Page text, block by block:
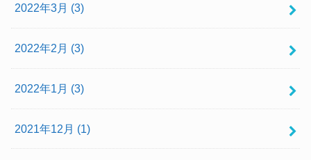
2022年3月 (3)
2022年2月 (3)
2022年1月 (3)
2021年12月 (1)